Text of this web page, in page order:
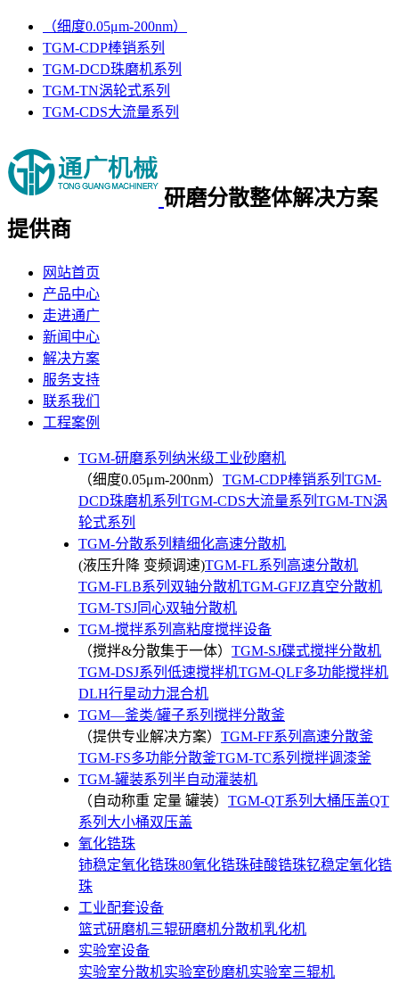
（细度0.05μm-200nm）
TGM-CDP棒销系列
TGM-DCD珠磨机系列
TGM-TN涡轮式系列
TGM-CDS大流量系列
研磨分散整体解决方案
提供商
网站首页
产品中心
走进通广
新闻中心
解决方案
服务支持
联系我们
工程案例
TGM-研磨系列纳米级工业砂磨机
（细度0.05μm-200nm） TGM-CDP棒销系列 TGM-
DCD珠磨机系列 TGM-CDS大流量系列 TGM-TN涡
轮式系列
TGM-分散系列精细化高速分散机
(液压升降 变频调速)TGM-FL系列高速分散机
TGM-FLB系列双轴分散机TGM-GFJZ真空分散机
TGM-TSJ同心双轴分散机
TGM-搅拌系列高粘度搅拌设备
（搅拌&分散集于一体） TGM-SJ碟式搅拌分散机
TGM-DSJ系列低速搅拌机TGM-QLF多功能搅拌机
DLH行星动力混合机
TGM—釜类/罐子系列搅拌分散釜
（提供专业解决方案） TGM-FF系列高速分散釜
TGM-FS多功能分散釜TGM-TC系列搅拌调漆釜
TGM-罐装系列半自动灌装机
（自动称重 定量 罐装） TGM-QT系列大桶压盖QT
系列大小桶双压盖
氧化锆珠
铈稳定氧化锆珠80氧化锆珠硅酸锆珠钇稳定氧化锆
珠
工业配套设备
篮式研磨机三辊研磨机分散机乳化机
实验室设备
实验室分散机实验室砂磨机实验室三辊机